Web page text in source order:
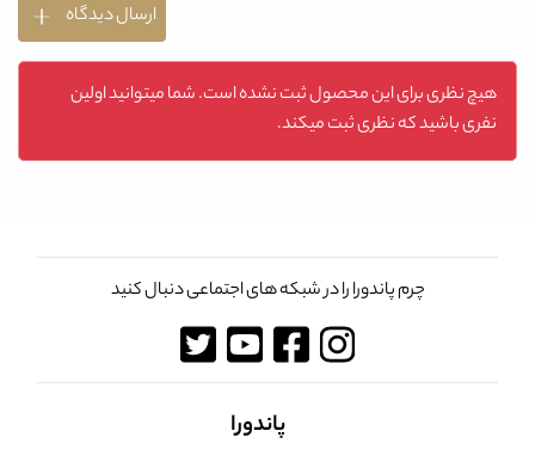
ارسال دیدگاه
هیچ نظری برای این محصول ثبت نشده است. شما میتوانید اولین
نفری باشید که نظری ثبت میکند.
چرم پاندورا را در شبکه های اجتماعی دنبال کنید
پاندورا